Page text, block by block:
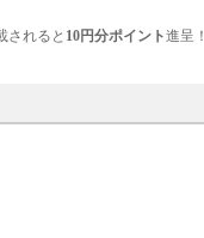
されると 10円分ポイント進呈！